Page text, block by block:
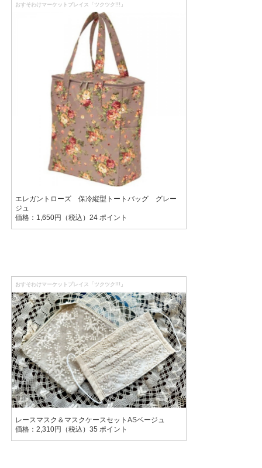
おすそわけマーケットプレイス「ツクツク!!!」
エレガントローズ 保冷縦型トートバッグ グレー
ジュ
価格：1,650円（税込）24 ポイント
おすそわけマーケットプレイス「ツクツク!!!」
レースマスク＆マスクケースセットASベージュ
価格：2,310円（税込）35 ポイント